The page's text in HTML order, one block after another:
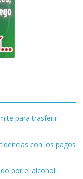
para trasferir
con los pagos
por el alcohol